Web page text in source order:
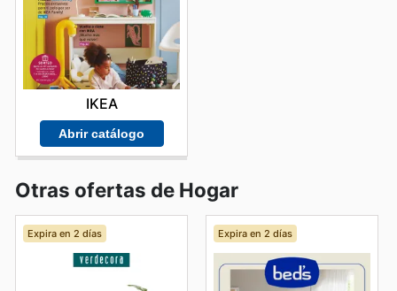
IKEA
Abrir catálogo
Otras ofertas de Hogar
Expira en 2 días Expira en 2 días